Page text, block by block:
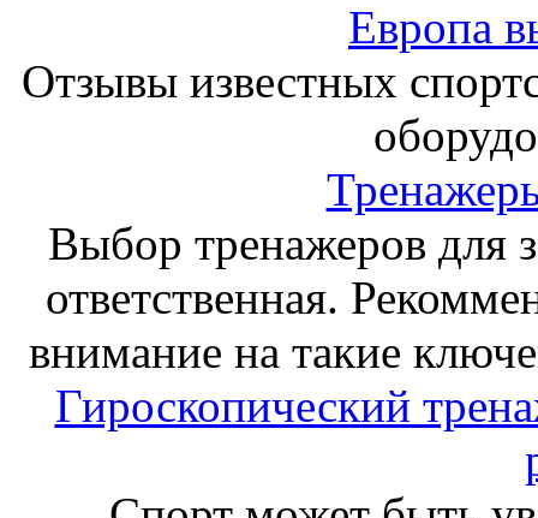
Европа
Отзывы известных
Выбор тренажеров для
ответственная.
внимание на такие
Гироскопический